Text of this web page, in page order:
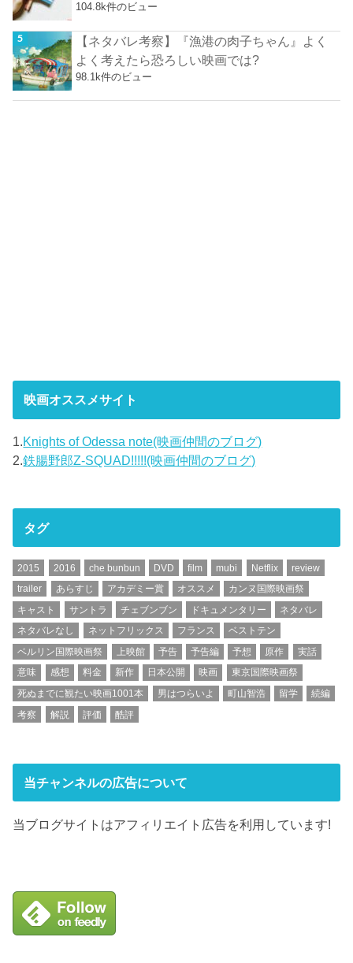
104.8k件のビュー
【ネタバレ考察】『漁港の肉子ちゃん』よく
よく考えたら恐ろしい映画では?
98.1k件のビュー
映画オススメサイト
1.Knights of Odessa note(映画仲間のブログ)
2.鉄腸野郎Z-SQUAD!!!!!(映画仲間のブログ)
タグ
2015 2016 che bunbun DVD film mubi Netflix
review
trailer
あらすじ アカデミー賞 オススメ
カンヌ国際映画祭
キャスト
サントラ チェブンブン ドキュメンタリー
ネタバレ
ネタバレなし
ネットフリックス フランス
ベストテン
ベルリン国際映画祭
上映館 予告 予告編 予想 原作
実話
意味
感想 料金 新作 日本公開 映画
東京国際映画祭
死ぬまでに観たい映画1001本
男はつらいよ 町山智浩 留学
続編
考察
解説 評価 酷評
当チャンネルの広告について
当ブログサイトはアフィリエイト広告を利用しています!